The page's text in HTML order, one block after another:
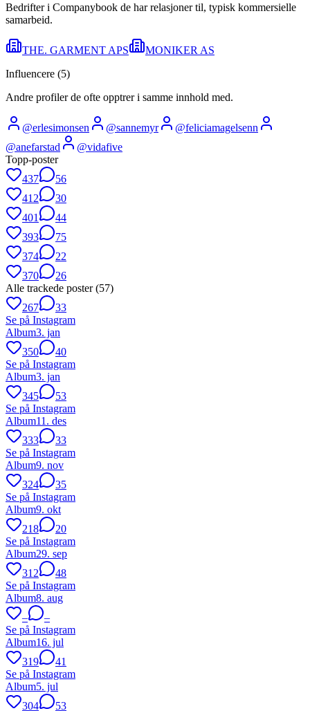
Bedrifter i Companybook de har relasjoner til, typisk kommersielle
samarbeid.
THE. GARMENT APS
MONIKER AS
Influencere (5)
Andre profiler de ofte opptrer i samme innhold med.
@erlesimonsen @sannemyr @feliciamagelsenn
@anefarstad @vidafive
Topp-poster
437
56
412
30
401
44
393
75
374
22
370
26
Alle trackede poster (57)
267
33
Se på Instagram
Album3. jan
350
40
Se på Instagram
Album3. jan
345
53
Se på Instagram
Album11. des
333
33
Se på Instagram
Album9. nov
324
35
Se på Instagram
Album9. okt
218
20
Se på Instagram
Album29. sep
312
48
Se på Instagram
Album8. aug
–
–
Se på Instagram
Album16. jul
319
41
Se på Instagram
Album5. jul
304
53